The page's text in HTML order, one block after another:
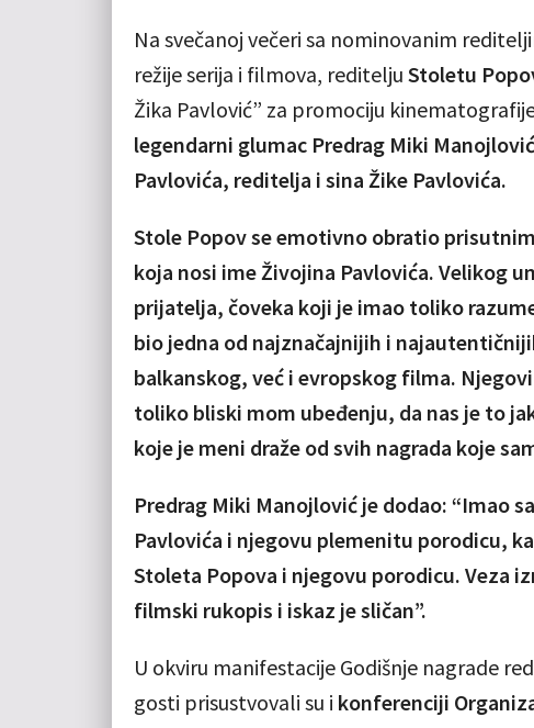
Na svečanoj večeri sa nominovanim
režije serija i filmova, reditelju Stoletu
Žika Pavlović” za promociju
legendarni glumac Predrag Miki
Pavlovića, reditelja i sina Žike Pavlovića.
Stole Popov se emotivno obratio
koja nosi ime Živojina Pavlovića. Velikog
prijatelja, čoveka koji je imao toliko
bio jedna od najznačajnijih i
balkanskog, već i evropskog filma.
toliko bliski mom ubeđenju, da nas je to
koje je meni draže od svih nagrada koje
Predrag Miki Manojlović je dodao: “Imao
Pavlovića i njegovu plemenitu porodicu,
Stoleta Popova i njegovu porodicu. Veza
filmski rukopis i iskaz je sličan”.
U okviru manifestacije Godišnje nagrade
gosti prisustvovali su i konferenciji